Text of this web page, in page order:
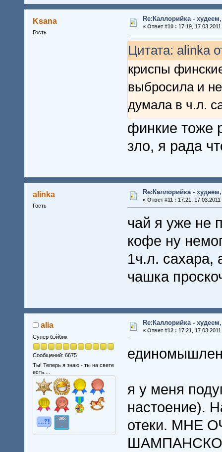
Ksana
Гость
Re:Каллорийка -
« Ответ #10 : 17:19, 17.03.2011
Цитата: alinka
криспы
выбросила и
думала в ч.л.
финкие тоже
зло, я рада
alinka
Гость
Re:Каллорийка -
« Ответ #11 : 17:21, 17.03.2011
чай я уже не
кофе ну
1ч.л. сахара,
чашка
alia
Супер бэйбик
Сообщений: 6675
Ты! Теперь я знаю - ты на свете
есть....
Re:Каллорийка -
« Ответ #12 : 17:21, 17.03.2011
я у меня
настоение).
отеки. МНЕ